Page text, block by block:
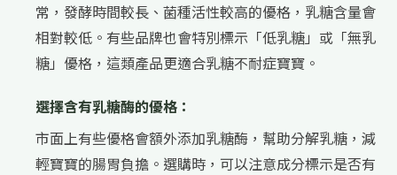
常，發酵時間較長、菌種活性較高的優格，乳糖含量會
相對較低。有些品牌也會特別標示「低乳糖」或「無乳
糖」優格，這類產品更適合乳糖不耐症寶寶。
選擇含有乳糖酶的優格：
市面上有些優格會額外添加乳糖酶，幫助分解乳糖，減
輕寶寶的腸胃負擔。選購時，可以注意成分標示是否有